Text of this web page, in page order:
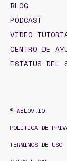
BLOG
PÓDCAST
VIDEO
CENTRO DE
ESTATUS DEL
© WELOV.IO
POLÍTICA DE
TÉRMINOS DE USO